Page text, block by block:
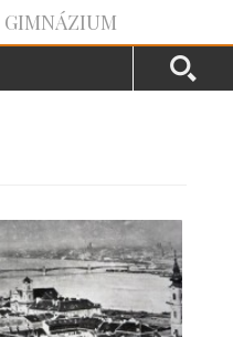
GIMNÁZIUM